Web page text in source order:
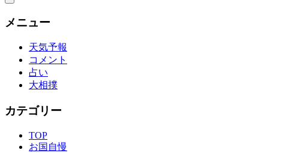
メニュー
天気予報
コメント
占い
大相撲
カテゴリー
TOP
お国自慢